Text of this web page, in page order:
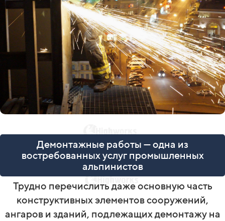
Демонтажные работы — одна из
востребованных услуг промышленных
альпинистов
Трудно перечислить даже основную часть
конструктивных элементов сооружений,
ангаров и зданий, подлежащих демонтажу на